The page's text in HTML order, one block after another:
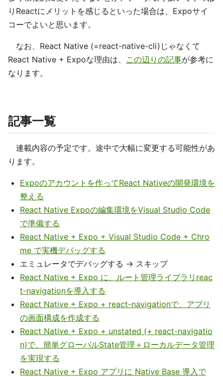
りReactにメリットを感じるといった場合は、Expoサイ
コーでよいと思います。
なお、React Native (=react-native-cli)じゃなくて
React Native + Expoな理由は、 この辺りの記事が参考に
なります。
記事一覧
連載内容の予定です。途中で大幅に変更する可能性があ
ります。
Expoのアカウントを作ってReact Nativeの開発環境を
整える
React Native Expoの編集環境をVisual Studio Code
で準備する
React Native + Expo + Visual Studio Code + Chro
me で実機デバッグする
エミュレータでデバッグする -> スキップ
React Native + Expo に、ルート管理ライブラリreac
t-navigationを導入する
React Native + Expo + react-navigationで、アプリ
の画面構成を作成する
React Native + Expo + unstated (+ react-navigatio
n)で、簡単グローバルState管理＋ローカルデータ管理
を実現する
React Native + Expo アプリに Native Base 導入で